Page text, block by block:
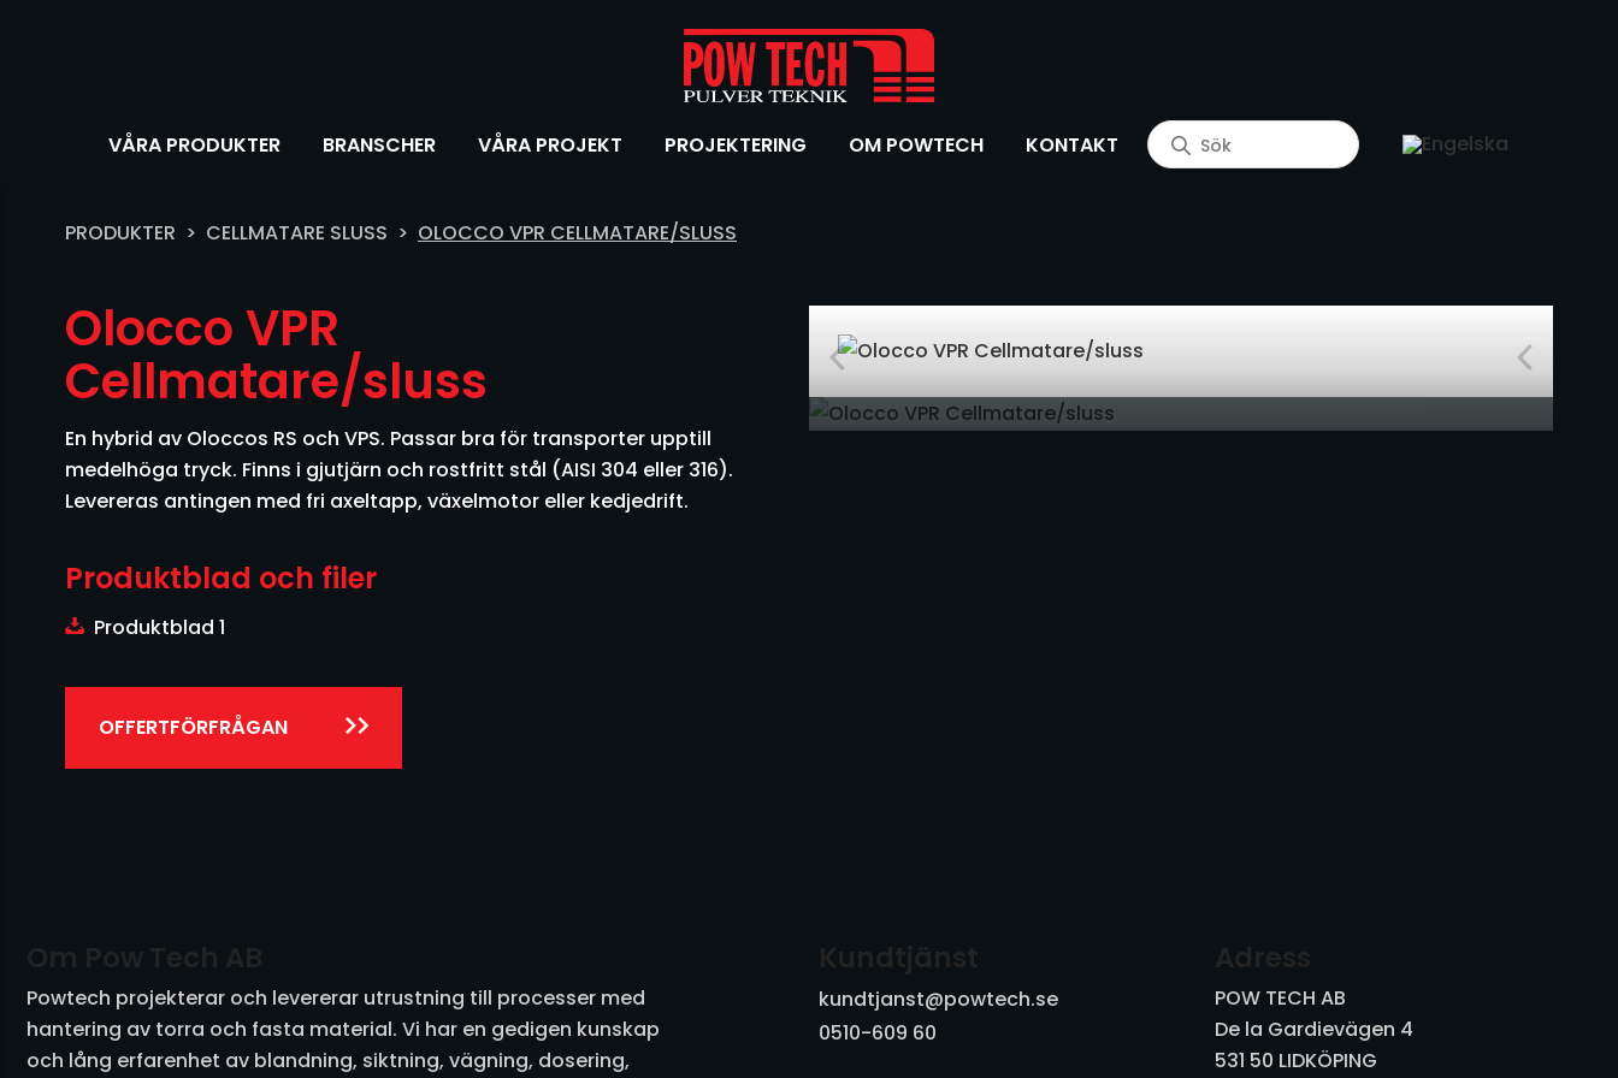
VÅRA PRODUKTER BRANSCHER VÅRA PROJEKT PROJEKTERING OM POWTECH KONTAKT
Produktsökning
PRODUKTER CELLMATARE SLUSS OLOCCO VPR CELLMATARE/SLUSS
Olocco VPR
Cellmatare/sluss
En hybrid av Oloccos RS och VPS. Passar bra för transporter upptill
medelhöga tryck. Finns i gjutjärn och rostfritt stål (AISI 304 eller 316).
Levereras antingen med fri axeltapp, växelmotor eller kedjedrift.
Produktblad och filer
Produktblad 1
OFFERTFÖRFRÅGAN
Om Pow Tech AB
Powtech projekterar och levererar utrustning till processer med
hantering av torra och fasta material. Vi har en gedigen kunskap
och lång erfarenhet av blandning, siktning, vägning, dosering,
Kundtjänst
kundtjanst@powtech.se
0510-609 60
Adress
POW TECH AB
De la Gardievägen 4
531 50 LIDKÖPING